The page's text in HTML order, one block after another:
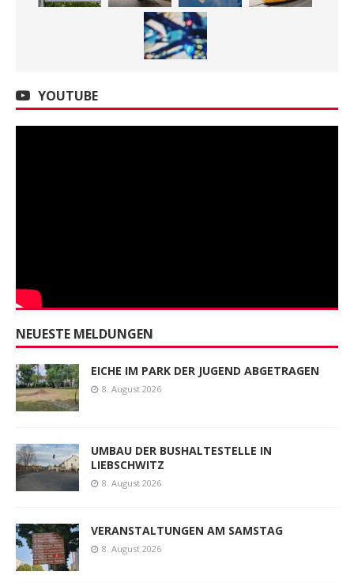
YOUTUBE
NEUESTE MELDUNGEN
EICHE IM PARK DER JUGEND ABGETRAGEN
8. August 2026
UMBAU DER BUSHALTESTELLE IN
LIEBSCHWITZ
8. August 2026
VERANSTALTUNGEN AM SAMSTAG
8. August 2026